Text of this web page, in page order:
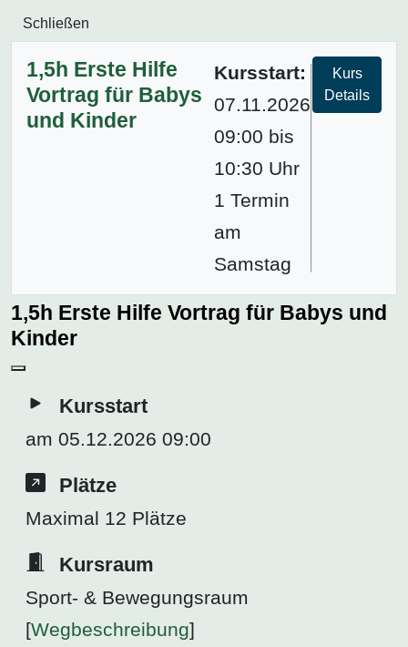
Schließen
1,5h Erste Hilfe
Vortrag für Babys
und Kinder
Kursstart:
07.11.2026
09:00 bis
10:30 Uhr
1 Termin
am
Samstag
Kurs
Details
1,5h Erste Hilfe Vortrag für Babys und
Kinder
Kursstart
am 05.12.2026 09:00
Plätze
Maximal 12 Plätze
Kursraum
Sport- & Bewegungsraum
[Wegbeschreibung]